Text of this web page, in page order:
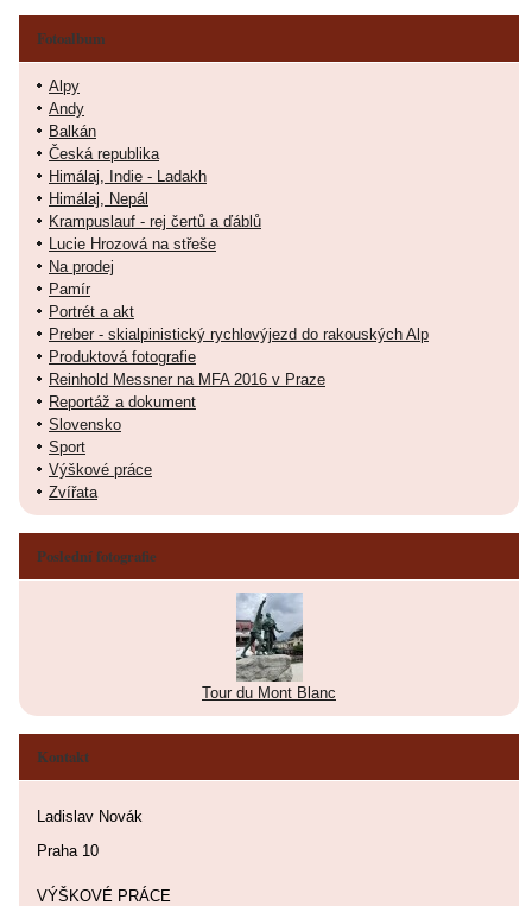
Fotoalbum
Alpy
Andy
Balkán
Česká republika
Himálaj, Indie - Ladakh
Himálaj, Nepál
Krampuslauf - rej čertů a ďáblů
Lucie Hrozová na střeše
Na prodej
Pamír
Portrét a akt
Preber - skialpinistický rychlovýjezd do rakouských Alp
Produktová fotografie
Reinhold Messner na MFA 2016 v Praze
Reportáž a dokument
Slovensko
Sport
Výškové práce
Zvířata
Poslední fotografie
Tour du Mont Blanc
Kontakt
Ladislav Novák
Praha 10
VÝŠKOVÉ PRÁCE